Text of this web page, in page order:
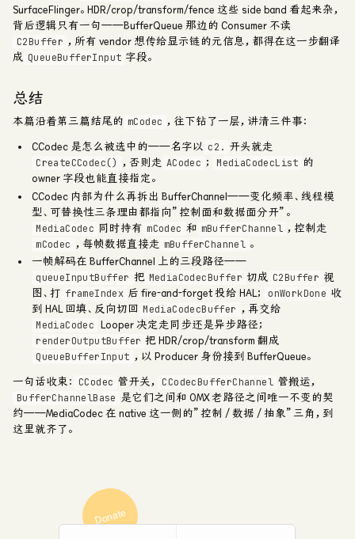
SurfaceFlinger。HDR/crop/transform/fence 这些 side band 看起来杂，
背后逻辑只有一句——BufferQueue 那边的 Consumer 不读
C2Buffer ，所有 vendor 想传给显示链的元信息，都得在这一步翻译
成 QueueBufferInput 字段。
总结
本篇沿着第三篇结尾的 mCodec ，往下钻了一层，讲清三件事：
CCodec 是怎么被选中的——名字以 c2. 开头就走
CreateCCodec() ，否则走 ACodec ； MediaCodecList 的
owner 字段也能直接指定。
CCodec 内部为什么再拆出 BufferChannel——变化频率、线程模
型、可替换性三条理由都指向”控制面和数据面分开”。
MediaCodec 同时持有 mCodec 和 mBufferChannel ，控制走
mCodec ，每帧数据直接走 mBufferChannel 。
一帧解码在 BufferChannel 上的三段路径——
queueInputBuffer 把 MediaCodecBuffer 切成 C2Buffer 视
图、打 frameIndex 后 fire-and-forget 投给 HAL； onWorkDone 收
到 HAL 回填、反向切回 MediaCodecBuffer ，再交给
MediaCodec Looper 决定走同步还是异步路径；
renderOutputBuffer 把 HDR/crop/transform 翻成
QueueBufferInput ，以 Producer 身份接到 BufferQueue。
一句话收束： CCodec 管开关， CCodecBufferChannel 管搬运，
BufferChannelBase 是它们之间和 OMX 老路径之间唯一不变的契
约——MediaCodec 在 native 这一侧的”控制 / 数据 / 抽象”三角，到
这里就齐了。
Donate